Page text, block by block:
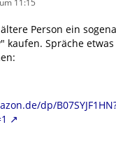
11:15
Person ein
kaufen. Spräche
dp/